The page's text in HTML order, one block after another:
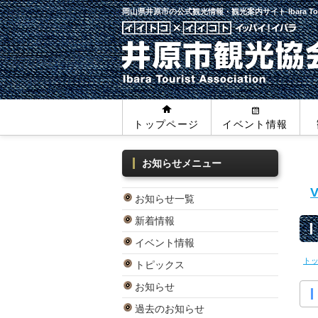
岡山県井原市の公式観光情報・観光案内サイトIbara
トップページ イベント情報
ト
お知らせメニュー
お知らせ一覧
新着情報
イベント情報
トピックス
お知らせ
過去のお知らせ